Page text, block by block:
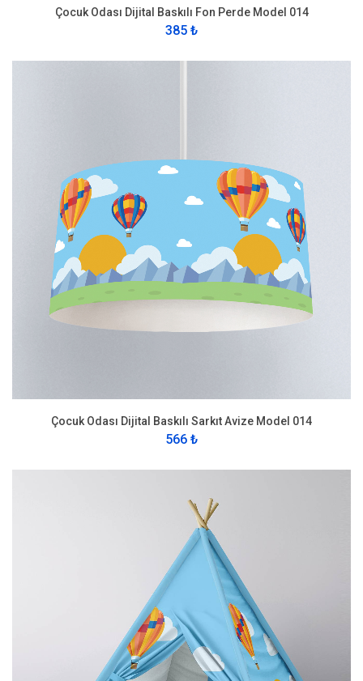
Çocuk Odası Dijital Baskılı Fon Perde Model 014
385 ₺
Çocuk Odası Dijital Baskılı Sarkıt Avize Model 014
566 ₺